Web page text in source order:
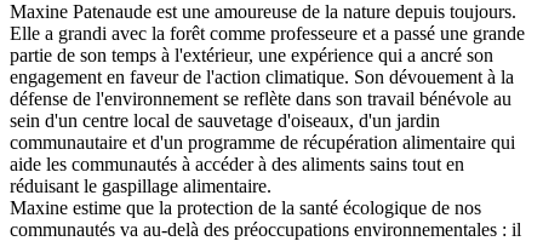
Maxine Patenaude est une amoureuse de la nature depuis toujours.
Elle a grandi avec la forêt comme professeure et a passé une grande
partie de son temps à l'extérieur, une expérience qui a ancré son
engagement en faveur de l'action climatique. Son dévouement à la
défense de l'environnement se reflète dans son travail bénévole au
sein d'un centre local de sauvetage d'oiseaux, d'un jardin
communautaire et d'un programme de récupération alimentaire qui
aide les communautés à accéder à des aliments sains tout en
réduisant le gaspillage alimentaire.
Maxine estime que la protection de la santé écologique de nos
communautés va au-delà des préoccupations environnementales : il